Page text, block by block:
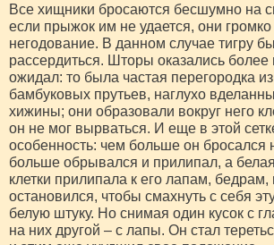
Все хищники бросаются бесшумно на
если прыжок им не удается, они
негодование. В данном случае тигру
рассердиться. Шторы оказались
ожидал: то была частая перегородка из
бамбуковых прутьев, наглухо
хижины; они образовали вокруг него
он не мог вырваться. И еще в этой
особенность: чем больше он бросался
больше обрывался и прилипал, а
клетки прилипала к его лапам,
остановился, чтобы смахнуть с себя
белую штуку. Но снимая один кусок с
на них другой – с лапы. Он стал